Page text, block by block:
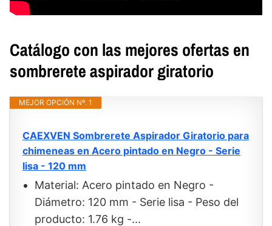
Catálogo con las mejores ofertas en
sombrerete aspirador giratorio
MEJOR OPCIÓN Nº. 1
CAEXVEN Sombrerete Aspirador Giratorio para
chimeneas en Acero pintado en Negro - Serie
lisa - 120 mm
Material: Acero pintado en Negro -
Diámetro: 120 mm - Serie lisa - Peso del
producto: 1.76 kg -...